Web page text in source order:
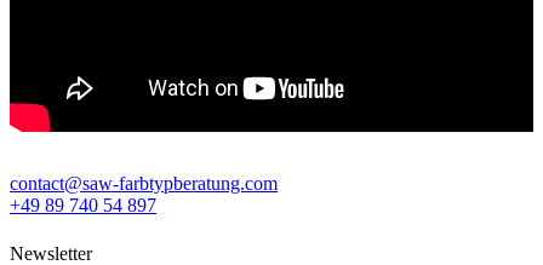
contact@saw-farbtypberatung.com
+49 89 740 54 897
Newsletter